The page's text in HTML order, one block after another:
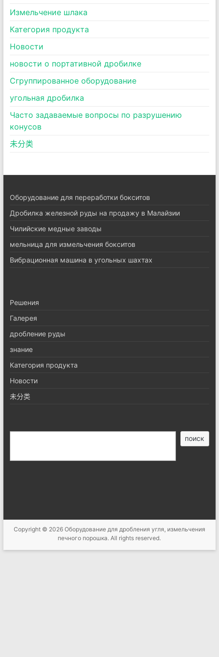
Измельчение шлака
Категория продукта
Новости
новости о портативной дробилке
Сгруппированное оборудование
угольная дробилка
Часто задаваемые вопросы по разрушению
конусов
未分类
Оборудование для переработки бокситов
Дробилка железной руды на продажу в Малайзии
Чилийские медные заводы
мельница для измельчения бокситов
Вибрационная машина в угольных шахтах
Pешения
Галерея
дробление руды
знание
Категория продукта
Новости
未分类
поиск
Copyright © 2026 Оборудование для дробления угля, измельчения
печного порошка. All rights reserved.